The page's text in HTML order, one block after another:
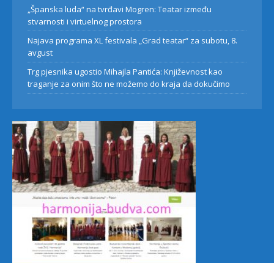
„Španska luda“ na tvrđavi Mogren: Teatar između
stvarnosti i virtuelnog prostora
Najava programa XL festivala „Grad teatar“ za subotu, 8.
avgust
Trg pjesnika ugostio Mihajla Pantića: Književnost kao
traganje za onim što ne možemo do kraja da dokučimo